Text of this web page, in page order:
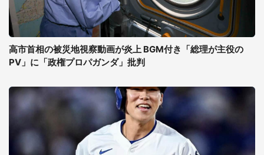
高市首相の被災地視察動画が炎上 BGM付き「総理が主役の
PV」に「政権プロパガンダ」批判